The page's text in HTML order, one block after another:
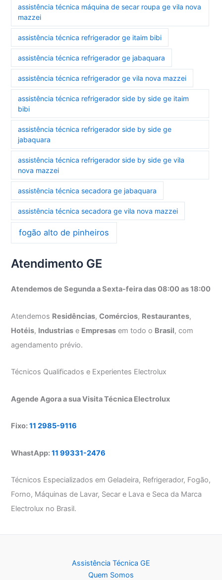
assistência técnica máquina de secar roupa ge vila nova
mazzei
assistência técnica refrigerador ge itaim bibi
assistência técnica refrigerador ge jabaquara
assistência técnica refrigerador ge vila nova mazzei
assistência técnica refrigerador side by side ge itaim
bibi
assistência técnica refrigerador side by side ge
jabaquara
assistência técnica refrigerador side by side ge vila
nova mazzei
assistência técnica secadora ge jabaquara
assistência técnica secadora ge vila nova mazzei
fogão alto de pinheiros
Atendimento GE
Atendemos de Segunda a Sexta-feira das 08:00 as 18:00
Atendemos Residências,Comércios, Restaurantes,
Hotéis, Industrias e Empresas em todo o Brasil, com
agendamento prévio.
Técnicos Qualificados e Experientes Electrolux
Agende Agora a sua Visita Técnica Electrolux
Fixo:11 2985-9116
WhastApp:11 99331-2476
Técnicos Especializados em Geladeira, Refrigerador, Fogão,
Forno, Máquinas de Lavar, Secar e Lava e Seca da Marca
Electrolux no Brasil.
Assistência Técnica GE
Quem Somos